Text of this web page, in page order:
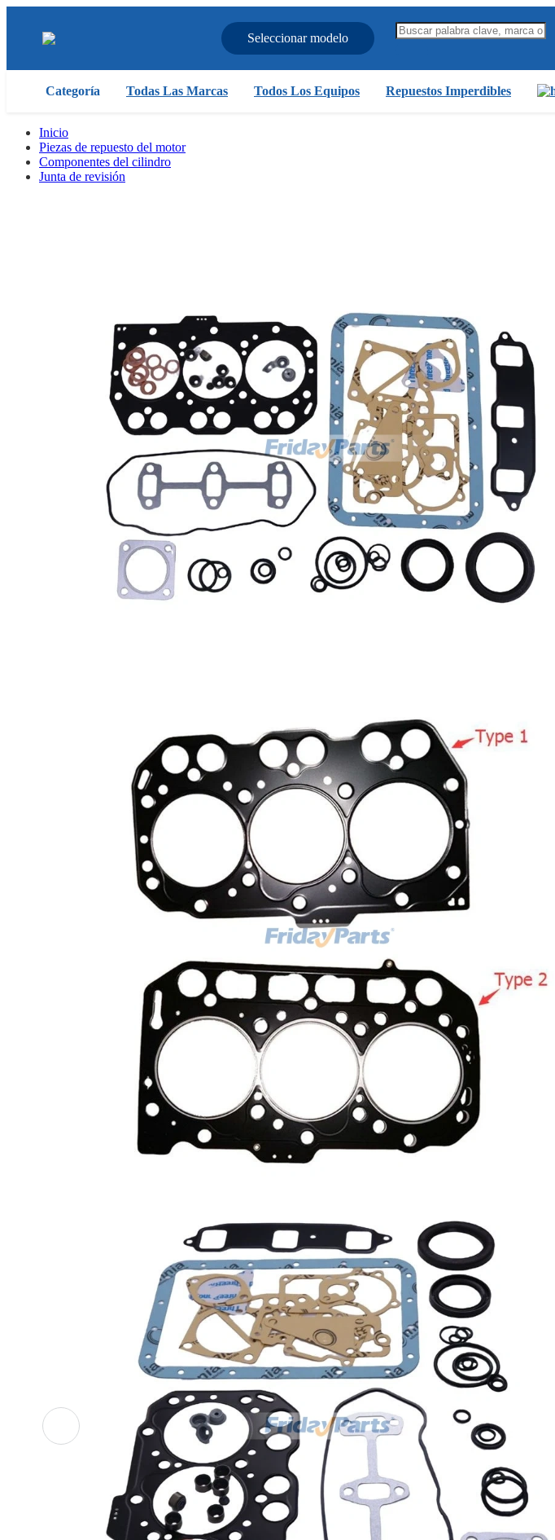
Seleccionar modelo
Categoría Todas Las Marcas Todos Los Equipos Repuestos Imperdibles
Inicio
Piezas de repuesto del motor
Componentes del cilindro
Junta de revisión